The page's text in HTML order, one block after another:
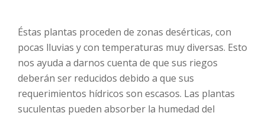
Éstas plantas proceden de zonas desérticas, con
pocas lluvias y con temperaturas muy diversas. Esto
nos ayuda a darnos cuenta de que sus riegos
deberán ser reducidos debido a que sus
requerimientos hídricos son escasos. Las plantas
suculentas pueden absorber la humedad del